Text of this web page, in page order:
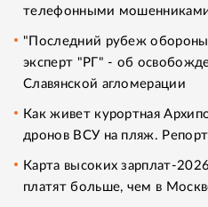
телефонными
"Последний рубеж
эксперт "РГ" - об
Славянской агломерации
Как живет курортная
дронов ВСУ на пляж.
Карта высоких зарплат-
платят больше, чем в